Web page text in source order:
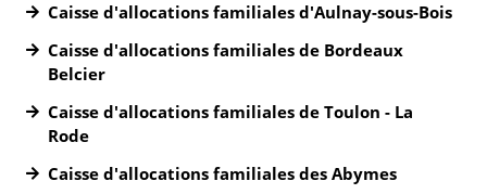
Caisse d'allocations familiales d'Aulnay-sous-Bois
Caisse d'allocations familiales de Bordeaux
Belcier
Caisse d'allocations familiales de Toulon - La
Rode
Caisse d'allocations familiales des Abymes